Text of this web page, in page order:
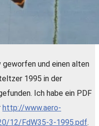
geworfen und einen alten
1995 in der
Ich habe ein PDF
http://www.aero-
12/FdW35-3-1995.pdf.